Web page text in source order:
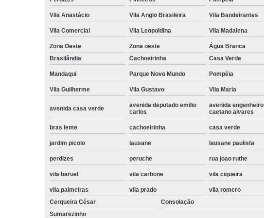
Vila Anastácio Vila Anglo Brasileira Vila Bandeirantes
Vila Comercial Vila Leopoldina Vila Madalena
Zona Oeste Zona oeste
Água Branca
Brasilândia
Cachoeirinha Casa Verde
Mandaqui Parque Novo Mundo Pompéia
Vila Guilherme Vila Gustavo Vila Maria
avenida casa verde
avenida deputado emilio
carlos
avenida engenheiro
caetano alvares
bras leme cachoeirinha casa verde
jardim picolo lausane lausane paulista
perdizes peruche rua joao ruthe
vila baruel vila carbone vila ciqueira
vila palmeiras vila prado vila romero
Cerqueira César
Consolação
Sumarezinho